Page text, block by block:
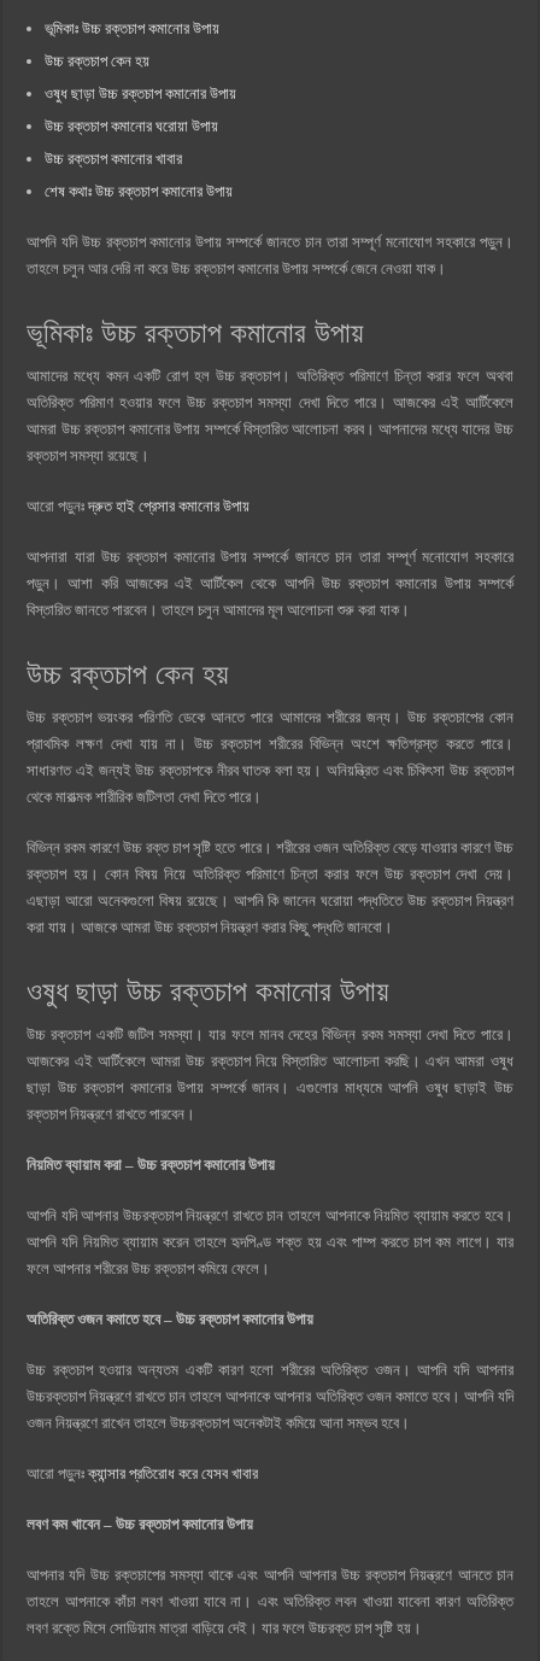
ভূমিকাঃ উচ্চ রক্তচাপ কমানোর উপায়
উচ্চ রক্তচাপ কেন হয়
ওষুধ ছাড়া উচ্চ রক্তচাপ কমানোর উপায়
উচ্চ রক্তচাপ কমানোর ঘরোয়া উপায়
উচ্চ রক্তচাপ কমানোর খাবার
শেষ কথাঃ উচ্চ রক্তচাপ কমানোর উপায়
আপনি যদি উচ্চ রক্তচাপ কমানোর উপায় সম্পর্কে জানতে চান তারা সম্পূর্ণ মনোযোগ সহকারে পড়ুন।
তাহলে চলুন আর দেরি না করে উচ্চ রক্তচাপ কমানোর উপায় সম্পর্কে জেনে নেওয়া যাক।
ভূমিকাঃ উচ্চ রক্তচাপ কমানোর উপায়
আমাদের মধ্যে কমন একটি রোগ হল উচ্চ রক্তচাপ। অতিরিক্ত পরিমাণে চিন্তা করার ফলে অথবা
অতিরিক্ত পরিমাণ হওয়ার ফলে উচ্চ রক্তচাপ সমস্যা দেখা দিতে পারে। আজকের এই আর্টিকেলে
আমরা উচ্চ রক্তচাপ কমানোর উপায় সম্পর্কে বিস্তারিত আলোচনা করব। আপনাদের মধ্যে যাদের উচ্চ
রক্তচাপ সমস্যা রয়েছে।
আরো পড়ুনঃদ্রুত হাই প্রেসার কমানোর উপায়
আপনারা যারা উচ্চ রক্তচাপ কমানোর উপায় সম্পর্কে জানতে চান তারা সম্পূর্ণ মনোযোগ সহকারে
পড়ুন। আশা করি আজকের এই আর্টিকেল থেকে আপনি উচ্চ রক্তচাপ কমানোর উপায় সম্পর্কে
বিস্তারিত জানতে পারবেন। তাহলে চলুন আমাদের মূল আলোচনা শুরু করা যাক।
উচ্চ রক্তচাপ কেন হয়
উচ্চ রক্তচাপ ভয়ংকর পরিণতি ডেকে আনতে পারে আমাদের শরীরের জন্য। উচ্চ রক্তচাপের কোন
প্রাথমিক লক্ষণ দেখা যায় না। উচ্চ রক্তচাপ শরীরের বিভিন্ন অংশে ক্ষতিগ্রস্ত করতে পারে।
সাধারণত এই জন্যই উচ্চ রক্তচাপকে নীরব ঘাতক বলা হয়। অনিয়ন্ত্রিত এবং চিকিৎসা উচ্চ রক্তচাপ
থেকে মারাত্মক শারীরিক জটিলতা দেখা দিতে পারে।
বিভিন্ন রকম কারণে উচ্চ রক্ত চাপ সৃষ্টি হতে পারে। শরীরের ওজন অতিরিক্ত বেড়ে যাওয়ার কারণে উচ্চ
রক্তচাপ হয়। কোন বিষয় নিয়ে অতিরিক্ত পরিমাণে চিন্তা করার ফলে উচ্চ রক্তচাপ দেখা দেয়।
এছাড়া আরো অনেকগুলো বিষয় রয়েছে। আপনি কি জানেন ঘরোয়া পদ্ধতিতে উচ্চ রক্তচাপ নিয়ন্ত্রণ
করা যায়। আজকে আমরা উচ্চ রক্তচাপ নিয়ন্ত্রণ করার কিছু পদ্ধতি জানবো।
ওষুধ ছাড়া উচ্চ রক্তচাপ কমানোর উপায়
উচ্চ রক্তচাপ একটি জটিল সমস্যা। যার ফলে মানব দেহের বিভিন্ন রকম সমস্যা দেখা দিতে পারে।
আজকের এই আর্টিকেলে আমরা উচ্চ রক্তচাপ নিয়ে বিস্তারিত আলোচনা করছি। এখন আমরা ওষুধ
ছাড়া উচ্চ রক্তচাপ কমানোর উপায় সম্পর্কে জানব। এগুলোর মাধ্যমে আপনি ওষুধ ছাড়াই উচ্চ
রক্তচাপ নিয়ন্ত্রণে রাখতে পারবেন।
নিয়মিত ব্যায়াম করা – উচ্চ রক্তচাপ কমানোর উপায়
আপনি যদি আপনার উচ্চরক্তচাপ নিয়ন্ত্রণে রাখতে চান তাহলে আপনাকে নিয়মিত ব্যায়াম করতে হবে।
আপনি যদি নিয়মিত ব্যায়াম করেন তাহলে হৃদপিণ্ড শক্ত হয় এবং পাম্প করতে চাপ কম লাগে। যার
ফলে আপনার শরীরের উচ্চ রক্তচাপ কমিয়ে ফেলে।
অতিরিক্ত ওজন কমাতে হবে – উচ্চ রক্তচাপ কমানোর উপায়
উচ্চ রক্তচাপ হওয়ার অন্যতম একটি কারণ হলো শরীরের অতিরিক্ত ওজন। আপনি যদি আপনার
উচ্চরক্তচাপ নিয়ন্ত্রণে রাখতে চান তাহলে আপনাকে আপনার অতিরিক্ত ওজন কমাতে হবে। আপনি যদি
ওজন নিয়ন্ত্রণে রাখেন তাহলে উচ্চরক্তচাপ অনেকটাই কমিয়ে আনা সম্ভব হবে।
আরো পড়ুনঃক্যান্সার প্রতিরোধ করে যেসব খাবার
লবণ কম খাবেন – উচ্চ রক্তচাপ কমানোর উপায়
আপনার যদি উচ্চ রক্তচাপের সমস্যা থাকে এবং আপনি আপনার উচ্চ রক্তচাপ নিয়ন্ত্রণে আনতে চান
তাহলে আপনাকে কাঁচা লবণ খাওয়া যাবে না। এবং অতিরিক্ত লবন খাওয়া যাবেনা কারণ অতিরিক্ত
লবণ রক্তে মিসে সোডিয়াম মাত্রা বাড়িয়ে দেই। যার ফলে উচ্চরক্ত চাপ সৃষ্টি হয়।